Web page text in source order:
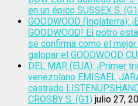
en un épico SUSSEX S.
GOODWOOD (Inglaterra):
GOODWOOD! El potro
se confirma como el
galopar el GOODWOOD
DEL MAR (EUA): ¡Primer
venezolano EMISAEL
castrado
CROSBY S. (G1) julio 27,